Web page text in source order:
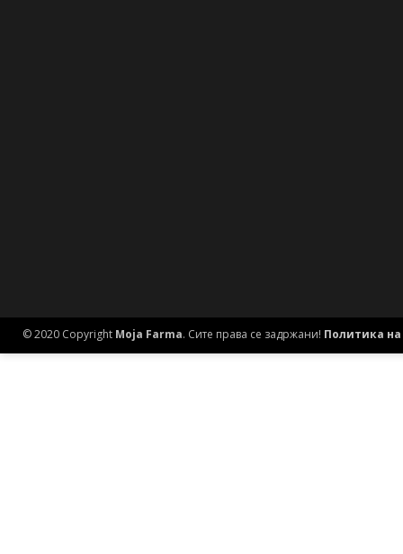
© 2020 Copyright Moja Farma. Сите права се задржани! Политика